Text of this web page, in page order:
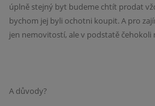
úplně stejný byt budeme chtít prodat
bychom jej byli ochotni koupit. A pro
jen nemovitostí, ale v podstatě čehokoli
A důvody?